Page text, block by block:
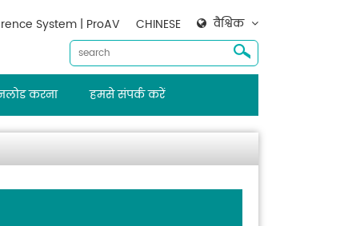
वैश्विक
CHINESE
System | ProAV
करना हमसे संपर्क करें